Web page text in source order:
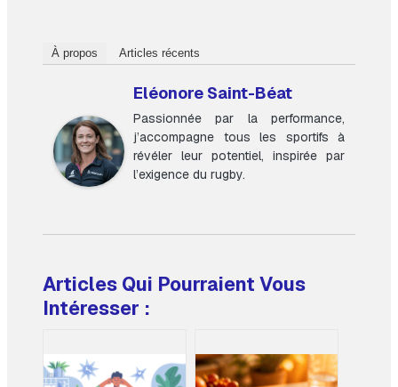
À propos Articles récents
Eléonore Saint-Béat
Passionnée par la performance,
j’accompagne tous les sportifs à
révéler leur potentiel, inspirée par
l’exigence du rugby.
Articles Qui Pourraient Vous
Intéresser :